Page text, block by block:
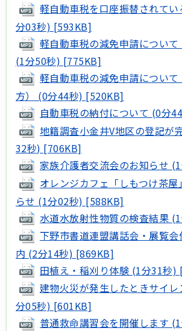
軽自動車税を口座振替されて
分03秒) [593KB]
軽自動車税の減免申請について
(1分50秒) [775KB]
軽自動車税の減免申請について
方） (0分44秒) [520KB]
自動車税の納付について (0分
地籍調査小金井V地区の登記が
32秒) [706KB]
家族介護者交流会のお知らせ
オレンジカフェ「しもつけ茶
らせ (1分02秒) [588KB]
水道水放射性物質の検査結果
下野市書道連盟講話会・展覧
内 (2分14秒) [869KB]
田植え・稲刈り体験 (1分31秒)
建物火災が発生したときサイ
分05秒) [601KB]
普通救命講習会を開催します